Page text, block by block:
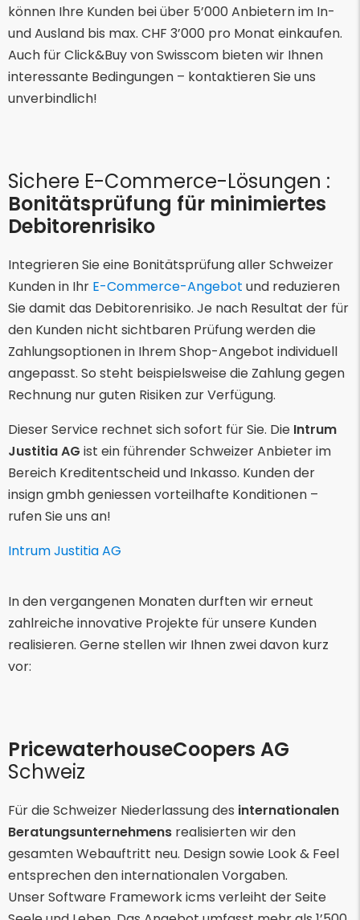
können Ihre Kunden bei über 5’000 Anbietern im In-
und Ausland bis max. CHF 3’000 pro Monat einkaufen.
Auch für Click&Buy von Swisscom bieten wir Ihnen
interessante Bedingungen – kontaktieren Sie uns
unverbindlich!
Sichere E-Commerce-Lösungen :
Bonitätsprüfung für minimiertes
Debitorenrisiko
Integrieren Sie eine Bonitätsprüfung aller Schweizer
Kunden in Ihr E-Commerce-Angebot und reduzieren
Sie damit das Debitorenrisiko. Je nach Resultat der für
den Kunden nicht sichtbaren Prüfung werden die
Zahlungsoptionen in Ihrem Shop-Angebot individuell
angepasst. So steht beispielsweise die Zahlung gegen
Rechnung nur guten Risiken zur Verfügung.
Dieser Service rechnet sich sofort für Sie. Die Intrum
Justitia AG ist ein führender Schweizer Anbieter im
Bereich Kreditentscheid und Inkasso. Kunden der
insign gmbh geniessen vorteilhafte Konditionen –
rufen Sie uns an!
Intrum Justitia AG
In den vergangenen Monaten durften wir erneut
zahlreiche innovative Projekte für unsere Kunden
realisieren. Gerne stellen wir Ihnen zwei davon kurz
vor:
PricewaterhouseCoopers AG
Schweiz
Für die Schweizer Niederlassung des internationalen
Beratungsunternehmens realisierten wir den
gesamten Webauftritt neu. Design sowie Look & Feel
entsprechen den internationalen Vorgaben.
Unser Software Framework icms verleiht der Seite